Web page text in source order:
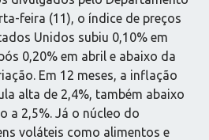
feira (11), o índice de preços
Unidos subiu 0,10% em
0,20% em abril e abaixo da
Em 12 meses, a inflação
alta de 2,4%, também abaixo
a 2,5%. Já o núcleo do
voláteis como alimentos e